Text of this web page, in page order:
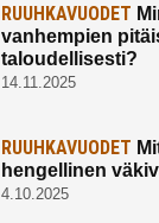
RUUHKAVUODET
vanhempien
taloudellisesti?
14.11.2025
RUUHKAVUODET
hengellinen
4.10.2025